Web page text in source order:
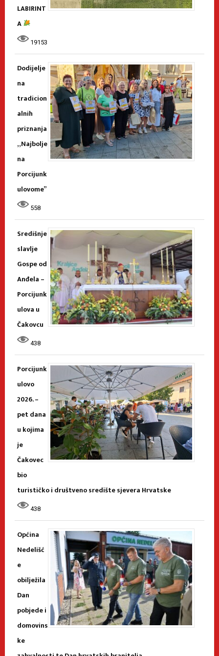
LABIRINT
A
19153
Dodijelje
na
tradicion
alnih
priznanja
„Najbolje
na
Porcijunk
ulovome”
558
Središnje
slavlje
Gospe od
Anđela –
Porcijunk
ulova u
Čakovcu
438
Porcijunk
ulovo
2026. –
pet dana
u kojima
je
Čakovec
bio
turističko i društveno središte sjevera Hrvatske
438
Općina
Nedelišć
e
obilježila
Dan
pobjede i
domovins
ke